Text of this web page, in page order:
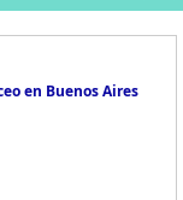
en Buenos Aires